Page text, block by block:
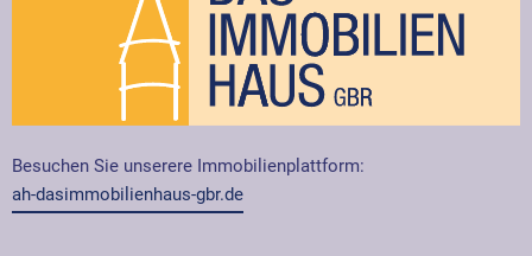
Besuchen Sie unserere Immobilienplattform:
ah-dasimmobilienhaus-gbr.de